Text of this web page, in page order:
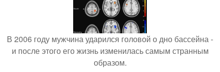
В 2006 году мужчина ударился головой о дно бассейна -
и после этого его жизнь изменилась самым странным
образом.